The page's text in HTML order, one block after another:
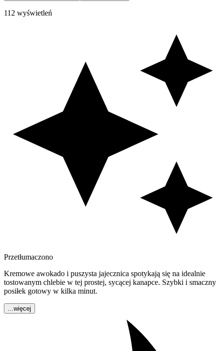
112 wyświetleń
Przetłumaczono
Kremowe awokado i puszysta jajecznica spotykają się na idealnie
tostowanym chlebie w tej prostej, sycącej kanapce. Szybki i smaczny
posiłek gotowy w kilka minut.
...więcej